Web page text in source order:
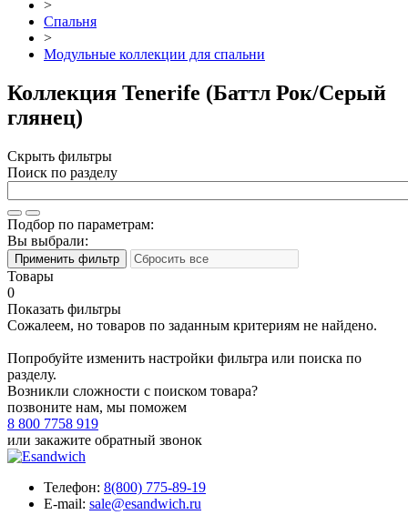
>
Спальня
>
Модульные коллекции для спальни
Коллекция Tenerife (Баттл Рок/Серый
глянец)
Скрыть фильтры
Поиск по разделу
Подбор по параметрам:
Вы выбрали:
Товары
0
Показать фильтры
Сожалеем, но товаров по заданным критериям не найдено.
Попробуйте изменить настройки фильтра или поиска по
разделу.
Возникли сложности с поиском товара?
позвоните нам, мы поможем
8 800 7758 919
или закажите обратный звонок
Телефон: 8(800) 775-89-19
E-mail: sale@esandwich.ru